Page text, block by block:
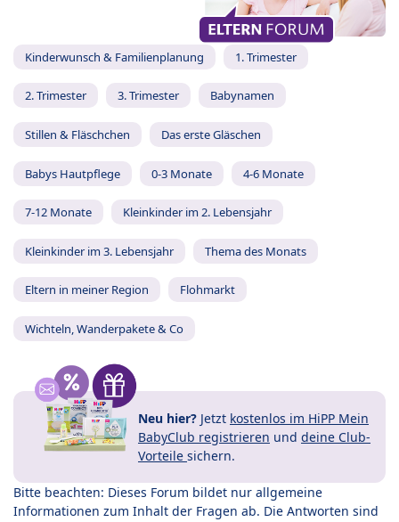
Kinderwunsch & Familienplanung 1. Trimester
2. Trimester 3. Trimester Babynamen
Stillen & Fläschchen Das erste Gläschen
Babys Hautpflege 0-3 Monate 4-6 Monate
7-12 Monate Kleinkinder im 2. Lebensjahr
Kleinkinder im 3. Lebensjahr Thema des Monats
Eltern in meiner Region Flohmarkt
Wichteln, Wanderpakete & Co
Neu hier? Jetzt kostenlos im HiPP Mein
BabyClub registrieren und deine Club-
Vorteile sichern.
Bitte beachten: Dieses Forum bildet nur allgemeine
Informationen zum Inhalt der Fragen ab. Die Antworten sind